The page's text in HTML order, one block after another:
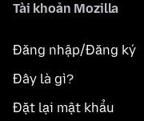
Tài khoản Mozilla
Đăng nhập/Đăng ký
Đây là gì?
Đặt lại mật khẩu